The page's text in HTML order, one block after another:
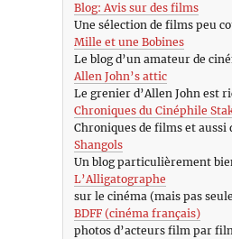
Blog: Avis sur des films
Une sélection de films peu
Mille et une Bobines
Le blog d’un amateur de
Allen John’s attic
Le grenier d’Allen John est
Chroniques du Cinéphile
Chroniques de films et aussi
Shangols
Un blog particulièrement
L’Alligatographe
sur le cinéma (mais pas
BDFF (cinéma français)
photos d’acteurs film par